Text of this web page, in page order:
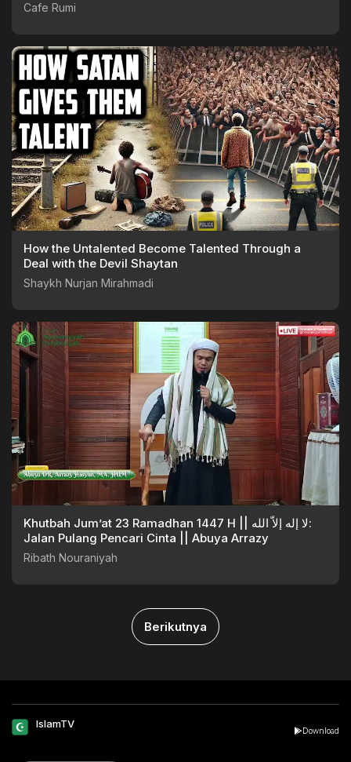
Cafe Rumi
How the Untalented Become Talented Through a
Deal with the Devil Shaytan
Shaykh Nurjan Mirahmadi
Khutbah Jum’at 23 Ramadhan 1447 H || لا إله إلاّ الله:
Jalan Pulang Pencari Cinta || Abuya Arrazy
Ribath Nouraniyah
Berikutnya
IslamTV
Download